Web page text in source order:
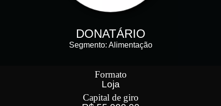
DONATÁRIO
Segmento: Alimentação
Formato
Loja
Capital de giro